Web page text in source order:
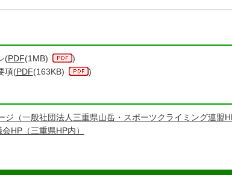
(PDF(1MB)
)
項(PDF(163KB) )
（一般社団法人三重県山岳・スポーツクライミング連盟
HP（三重県HP内）